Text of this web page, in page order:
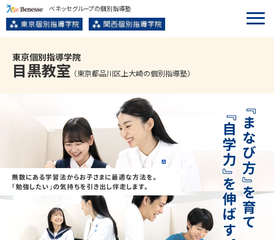
ベネッセグループの個別指導塾
東京個別指導学院
目黒教室 （東京都品川区上大崎の個別指導塾）